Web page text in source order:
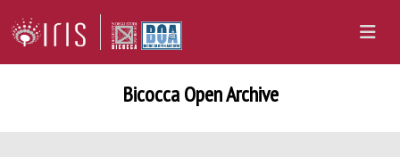
Bicocca Open Archive